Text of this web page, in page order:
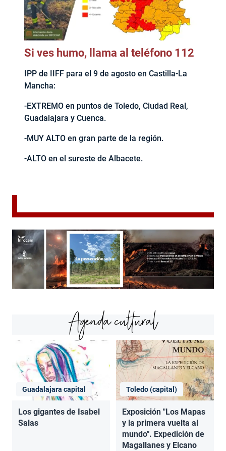
Si ves humo, llama al teléfono 112
IPP de IIFF para el 9 de agosto en Castilla-La
Mancha:
-EXTREMO en puntos de Toledo, Ciudad Real,
Guadalajara y Cuenca.
-MUY ALTO en gran parte de la región.
-ALTO en el sureste de Albacete.
Agenda cultural
Guadalajara capital
Los gigantes de Isabel
Salas
Toledo (capital)
Exposición "Los Mapas
y la primera vuelta al
mundo". Expedición de
Magallanes y Elcano